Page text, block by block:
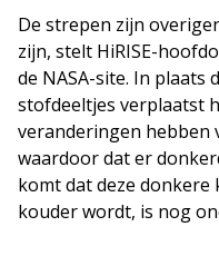
De strepen zijn
zijn, stelt HiRISE-
de NASA-site. In plaats
stofdeeltjes verplaatst
veranderingen hebben
waardoor dat er
komt dat deze
kouder wordt, is nog